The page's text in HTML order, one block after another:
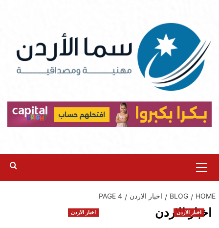
content
Menu
HOME
BLOG اخبار الاردن PAGE 4
اخبار الاردن
اخبار الاردن اخبار الاردن